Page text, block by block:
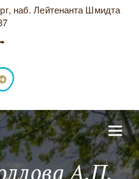
наб. Лейтенанта Шмидта
А.П.